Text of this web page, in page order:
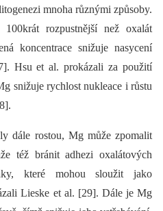
mnoha různými způsoby.
rozpustnější než oxalát
koncentrace snižuje nasycení
Hsu et al. prokázali za použití
snižuje rychlost nukleace i růstu
dále rostou, Mg může zpomalit
též bránit adhezi oxalátových
které mohou sloužit jako
Lieske et al. [29]. Dále je Mg